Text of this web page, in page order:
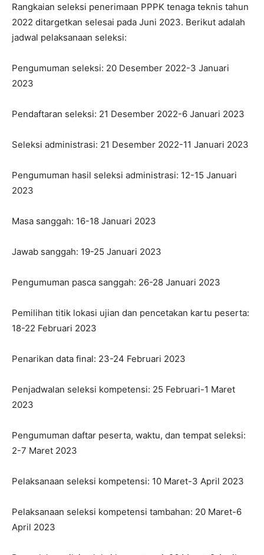
Rangkaian seleksi penerimaan PPPK tenaga teknis tahun
2022 ditargetkan selesai pada Juni 2023. Berikut adalah
jadwal pelaksanaan seleksi:
Pengumuman seleksi: 20 Desember 2022-3 Januari
2023
Pendaftaran seleksi: 21 Desember 2022-6 Januari 2023
Seleksi administrasi: 21 Desember 2022-11 Januari 2023
Pengumuman hasil seleksi administrasi: 12-15 Januari
2023
Masa sanggah: 16-18 Januari 2023
Jawab sanggah: 19-25 Januari 2023
Pengumuman pasca sanggah: 26-28 Januari 2023
Pemilihan titik lokasi ujian dan pencetakan kartu peserta:
18-22 Februari 2023
Penarikan data final: 23-24 Februari 2023
Penjadwalan seleksi kompetensi: 25 Februari-1 Maret
2023
Pengumuman daftar peserta, waktu, dan tempat seleksi:
2-7 Maret 2023
Pelaksanaan seleksi kompetensi: 10 Maret-3 April 2023
Pelaksanaan seleksi kompetensi tambahan: 20 Maret-6
April 2023